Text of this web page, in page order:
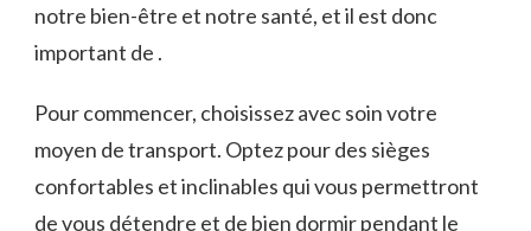
notre bien-être et notre santé, et il est donc
important de .
Pour ‍commencer, choisissez avec soin votre
moyen de⁣ transport. Optez pour des ‌sièges
confortables ⁣et inclinables qui vous permettront
de vous détendre et‌ de bien dormir pendant le